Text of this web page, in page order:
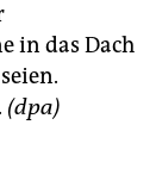
in das Dach
(dpa)